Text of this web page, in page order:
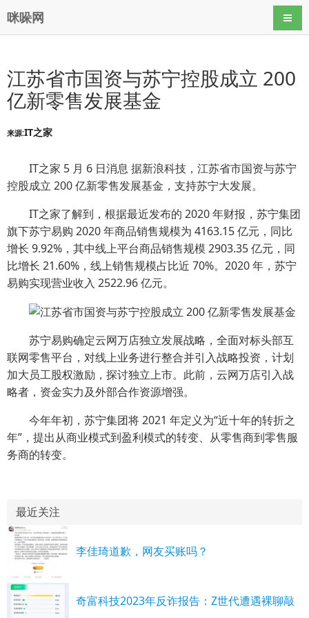
咪哚网 导航
江苏省市国资与苏宁控股成立 200
亿新零售发展基金
来源:IT之家
IT之家 5 月 6 日消息 据新浪科技，江苏省市国资与苏宁
控股成立 200 亿新零售发展基金，支持苏宁大发展。
IT之家了解到，根据最近发布的 2020 年财报，苏宁集团
旗下苏宁易购 2020 年商品销售规模为 4163.15 亿元，同比
增长 9.92%，其中线上平台商品销售规模 2903.35 亿元，同
比增长 21.60%，线上销售规模占比近 70%。2020 年，苏宁
易购实现营业收入 2522.96 亿元。
苏宁易购确定云网万店独立发展战略，全面对标头部互
联网零售平台，对线上业务进行整合并引入战略投资，计划
加大员工股权激励，探讨独立上市。此前，云网万店引入战
略者，资金实力及外部合作资源增强。
今年年初，苏宁集团将 2021 年定义为“近十年的转折之
年”，提出从商业模式到盈利模式的转变、从零售商到零售服
务商的转变。
最近关注
李佳琦道歉，网友买账吗？
奇富科技2023年反诈报告：Z世代遭遇裸聊敲